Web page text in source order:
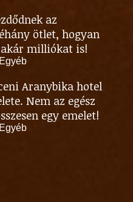
az
ötlet, hogyan
milliókat is!
Egyéb
Aranybika hotel
Nem az egész
egy emelet!
Egyéb